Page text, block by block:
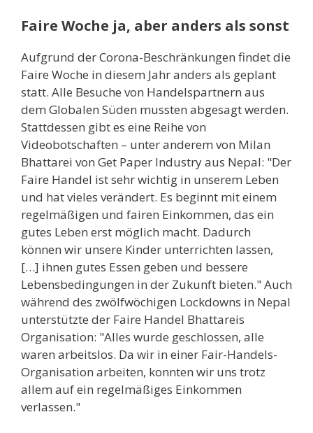
Faire Woche ja, aber anders als sonst
Aufgrund der Corona-Beschränkungen findet die
Faire Woche in diesem Jahr anders als geplant
statt. Alle Besuche von Handelspartnern aus
dem Globalen Süden mussten abgesagt werden.
Stattdessen gibt es eine Reihe von
Videobotschaften – unter anderem von Milan
Bhattarei von Get Paper Industry aus Nepal: "Der
Faire Handel ist sehr wichtig in unserem Leben
und hat vieles verändert. Es beginnt mit einem
regelmäßigen und fairen Einkommen, das ein
gutes Leben erst möglich macht. Dadurch
können wir unsere Kinder unterrichten lassen,
[…] ihnen gutes Essen geben und bessere
Lebensbedingungen in der Zukunft bieten." Auch
während des zwölfwöchigen Lockdowns in Nepal
unterstützte der Faire Handel Bhattareis
Organisation: "Alles wurde geschlossen, alle
waren arbeitslos. Da wir in einer Fair-Handels-
Organisation arbeiten, konnten wir uns trotz
allem auf ein regelmäßiges Einkommen
verlassen."